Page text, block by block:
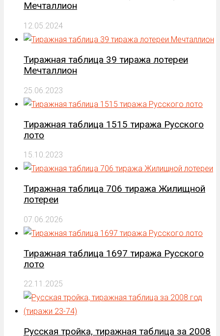
Мечталлион
12.05.2024
Тиражная таблица 39 тиража лотереи
Мечталлион
25.06.2023
Тиражная таблица 1515 тиража Русского
лото
15.10.2023
Тиражная таблица 706 тиража Жилищной
лотереи
07.06.2026
Тиражная таблица 1697 тиража Русского
лото
22.11.2025
Русская тройка, тиражная таблица за 2008